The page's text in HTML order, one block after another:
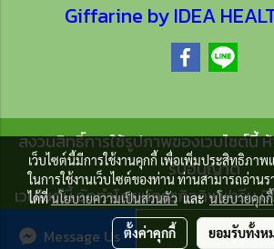
สั่ง
Message Us
Giffarine by IDEA
สงวนสิทธิ์การใช้รูปภาพของเวบไซต์นี้
รับอนุญาต
เวบไซต์นี้ จัดทำโดยนักธุรกิจกิฟฟารีน มิ
ทางการของบริษัทกิฟฟารีน สกา
เว็บไซต์นี้มีการใช้งานคุกกี้ เพื่อเพิ่มประสิทธิภา
ในการใช้งานเว็บไซต์ของท่าน ท่านสามารถอ่านร
ได้ที่นโยบายความเป็นส่วนตัวและนโยบายคุกกี้
ตั้งค่าคุกกี้ ยอมรับทั้งห